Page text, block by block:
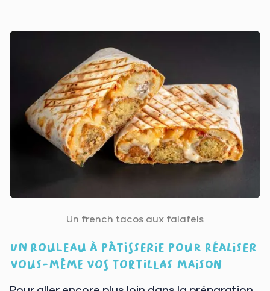
Un french tacos aux falafels
Un rouleau à pâtisserie pour réaliser
vous-même vos tortillas maison